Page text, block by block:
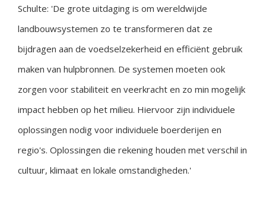
Schulte: 'De grote uitdaging is om wereldwijde
landbouwsystemen zo te transformeren dat ze
bijdragen aan de voedselzekerheid en efficiënt gebruik
maken van hulpbronnen. De systemen moeten ook
zorgen voor stabiliteit en veerkracht en zo min mogelijk
impact hebben op het milieu. Hiervoor zijn individuele
oplossingen nodig voor individuele boerderijen en
regio's. Oplossingen die rekening houden met verschil in
cultuur, klimaat en lokale omstandigheden.'